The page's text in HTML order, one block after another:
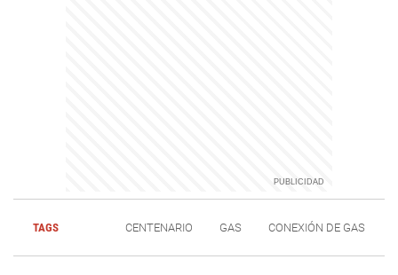
TAGS CENTENARIO GAS CONEXIÓN DE GAS